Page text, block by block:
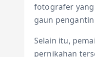
fotografer
gaun
Selain itu,
pernikahan